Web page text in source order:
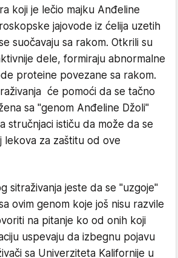
koji je lečio majku Anđeline
jajovode iz ćelija uzetih
suočavaju sa rakom. Otkrili su
dele, formiraju abnormalne
proteine povezane sa rakom.
će pomoći da se tačno
sa "genom Anđeline Džoli"
stručnjaci ističu da može da se
lekova za zaštitu od ove
sitraživanja jeste da se "uzgoje"
ovim genom koje još nisu razvile
na pitanje ko od onih koji
uspevaju da izbegnu pojavu
sa Univerziteta Kalifornije u